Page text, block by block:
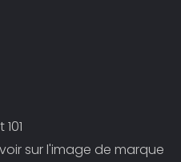
sur l'image de marque